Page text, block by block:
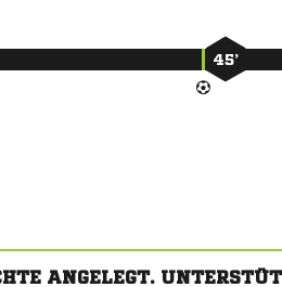
45’
ANGELEGT.